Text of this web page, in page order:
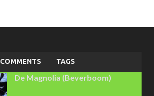
COMMENTS TAGS
De Magnolia (Beverboom)